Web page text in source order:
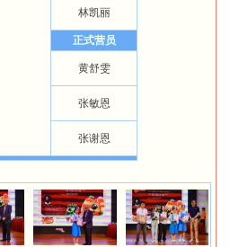
林凯丽
正式营员
黄舒雯
张敏恩
张谢恩